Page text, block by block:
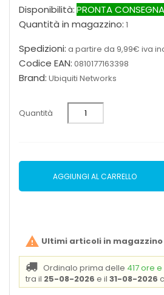
Disponibilità:PRONTA CONSEGNA
Quantità in magazzino: 1
Spedizioni: a partire da 9,99€ iva
Codice EAN: 0810177163398
Brand: Ubiquiti Networks
Quantità
AGGIUNGI AL CARRELLO
 Ultimi articoli in magazzino
Ordinalo prima delle 417 ore
tra il 25-08-2026 e il 31-08-2026